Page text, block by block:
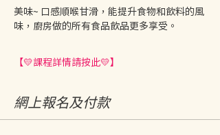
美味~ 口感順喉甘滑，能提升食物和飲料的風
味，廚房做的所有食品飲品更多享受。
【💛課程詳情請按此💛】
網上報名及付款